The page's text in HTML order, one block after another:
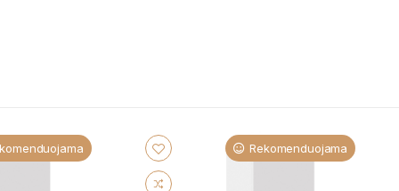
Rekomenduojama